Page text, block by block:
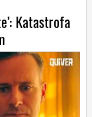
Katastrofa